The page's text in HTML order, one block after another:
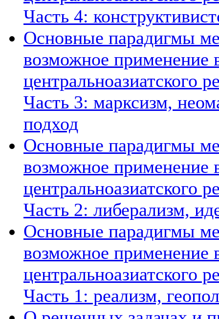
Часть 4:
Основные парадигмы
возможное применение
центральноазиатского
Часть 3: марксизм,
подход
Основные парадигмы
возможное применение
центральноазиатского
Часть 2: либерализм,
Основные парадигмы
возможное применение
центральноазиатского
Часть 1: реализм,